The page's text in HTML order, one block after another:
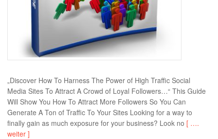
„Discover How To Harness The Power of High Traffic Social
Media Sites To Attract A Crowd of Loyal Followers…“ This Guide
Will Show You How To Attract More Followers So You Can
Generate A Ton of Traffic To Your Sites Looking for a way to
finally gain as much exposure for your business? Look no [ ….
weiter ]